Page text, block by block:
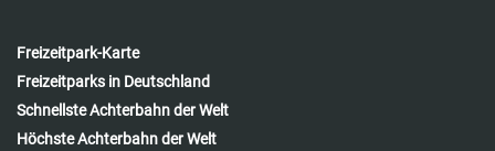
Freizeitpark-Karte
Freizeitparks in Deutschland
Schnellste Achterbahn der Welt
Höchste Achterbahn der Welt